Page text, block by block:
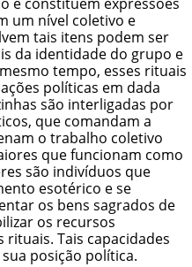
um nível coletivo e
tais itens podem ser
da identidade do grupo e
tempo, esses rituais
políticas em dada
são interligadas por
que comandam a
o trabalho coletivo
que funcionam como
são indivíduos que
esotérico e se
os bens sagrados de
os recursos
Tais capacidades
posição política.